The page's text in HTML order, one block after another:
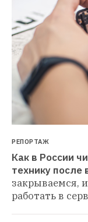
РЕПОРТАЖ
Как в России
технику после
закрываемся,
работать в